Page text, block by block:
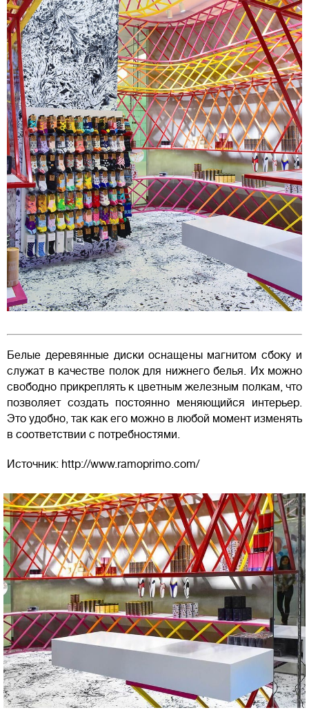
Белые деревянные диски оснащены магнитом сбоку и
служат в качестве полок для нижнего белья. Их можно
свободно прикреплять к цветным железным полкам, что
позволяет создать постоянно меняющийся интерьер.
Это удобно, так как его можно в любой момент изменять
в соответствии с потребностями.
Источник: http://www.ramoprimo.com/